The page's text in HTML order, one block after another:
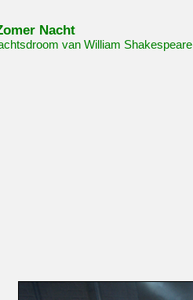
Nacht
van William Shakespeare